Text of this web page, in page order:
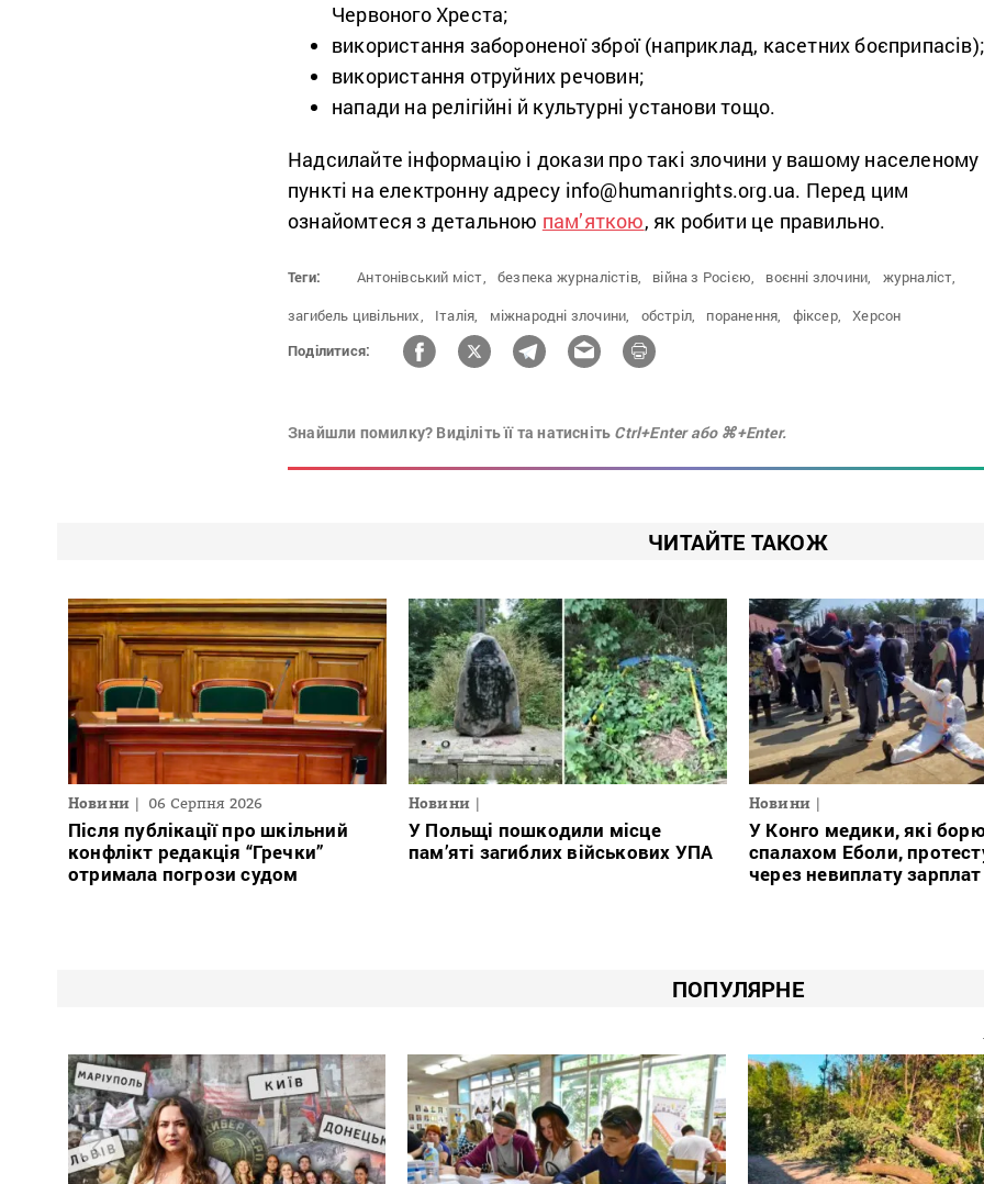
Червоного Хреста;
використання забороненої зброї (наприклад, касетних боєприпасів);
використання отруйних речовин;
напади на релігійні й культурні установи тощо.
Надсилайте інформацію і докази про такі злочини у вашому населеному
пункті на електронну адресу info@humanrights.org.ua. Перед цим
ознайомтеся з детальною пам’яткою, як робити це правильно.
Теги: Антонівський міст, безпека журналістів, війна з Росією, воєнні злочини,
журналіст,
загибель цивільних,
Італія, міжнародні злочини, обстріл, поранення, фіксер,
Херсон
Поділитися:
Знайшли помилку? Виділіть її та натисніть Ctrl+Enter або ⌘+Enter.
ЧИТАЙТЕ ТАКОЖ
Новини 06 Серпня 2026
Після публікації про шкільний
конфлікт редакція “Гречки”
отримала погрози судом
Новини
У Польщі пошкодили місце
пам’яті загиблих військових УПА
Новини
У Конго медики, які
спалахом Еболи,
через невиплату зарплат
ПОПУЛЯРНЕ